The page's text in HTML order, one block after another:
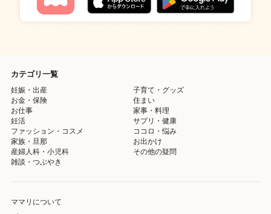
カテゴリ一覧
妊娠・出産
子育て・グッズ
お金・保険
住まい
お仕事
家事・料理
妊活
サプリ・健康
ファッション・コスメ
ココロ・悩み
家族・旦那
お出かけ
産婦人科・小児科
その他の疑問
雑談・つぶやき
ママリについて